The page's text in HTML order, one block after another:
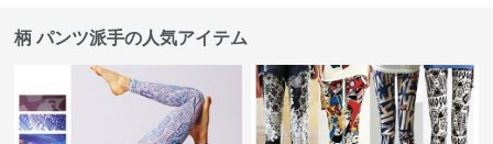
柄 パンツ派手の人気アイテム